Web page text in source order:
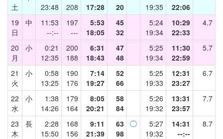
土
23:48
208
17:28
20
19:35
22:06
19
日
中
11:53
--:--
197
---
5:53
18:05
45
32
5:24
19:34
10:29
22:33
4.7
20
月
小
0:21
12:35
200
188
6:31
18:43
47
48
5:25
19:34
11:30
22:59
5.7
21
火
小
0:58
13:25
190
176
7:14
19:27
52
66
5:25
19:33
12:31
23:27
6.7
22
水
小
1:38
14:26
179
164
8:05
20:21
58
84
5:26
19:32
13:31
23:57
7.7
23
木
長
2:28
15:50
168
156
9:11
21:39
63
98
◯
5:27
19:32
14:31
--:--
8.7